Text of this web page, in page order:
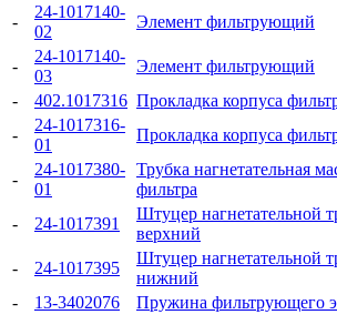
-
24-1017140-
02
Элемент фильтрующий
-
24-1017140-
03
Элемент фильтрующий
-
402.1017316 Прокладка корпуса
-
24-1017316-
01
Прокладка корпуса
-
24-1017380-
01
Трубка нагнетательная
фильтра
- 24-1017391
Штуцер нагнетательной
верхний
-
24-1017395
Штуцер нагнетательной
нижний
-
13-3402076 Пружина фильтрующего